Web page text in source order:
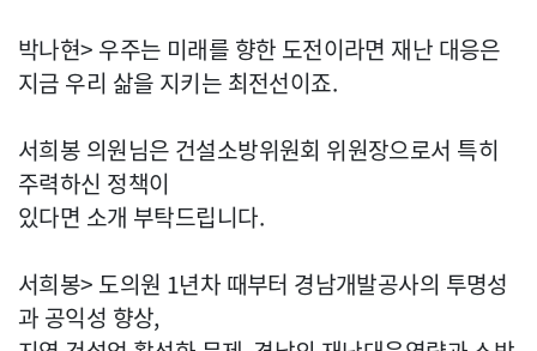
박나현> 우주는 미래를 향한 도전이라면 재난 대응은
지금 우리 삶을 지키는 최전선이죠.
서희봉 의원님은 건설소방위원회 위원장으로서 특히
주력하신 정책이
있다면 소개 부탁드립니다.
서희봉> 도의원 1년차 때부터 경남개발공사의 투명성
과 공익성 향상,